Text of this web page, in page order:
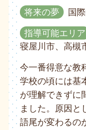
将来の夢 国
指導可能エリア
寝屋川市、高槻
今一番得意な教
学校の頃には基
が理解できずに
ました。原因と
語尾が変わるの